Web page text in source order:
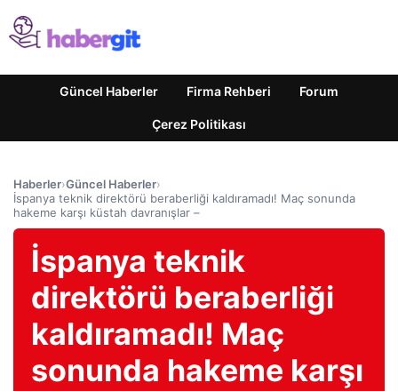
Güncel Haberler Firma Rehberi Forum
Çerez Politikası
Haberler›Güncel Haberler›
İspanya teknik direktörü beraberliği kaldıramadı! Maç sonunda
hakeme karşı küstah davranışlar –
İspanya teknik
direktörü beraberliği
kaldıramadı! Maç
sonunda hakeme karşı